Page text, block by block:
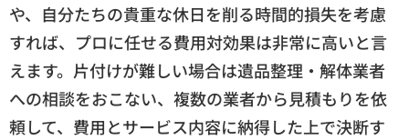
や、自分たちの貴重な休日を削る時間的損失を考慮
すれば、プロに任せる費用対効果は非常に高いと言
えます。片付けが難しい場合は遺品整理・解体業者
への相談をおこない、複数の業者から見積もりを依
頼して、費用とサービス内容に納得した上で決断す